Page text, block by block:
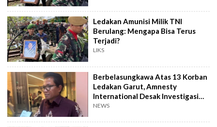
Ledakan Amunisi Milik TNI
Berulang: Mengapa Bisa Terus
Terjadi?
LIKS
Berbelasungkawa Atas 13 Korban
Ledakan Garut, Amnesty
International Desak Investigasi
Independen
NEWS